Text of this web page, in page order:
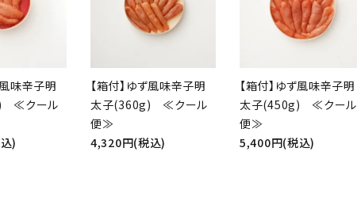
風味辛子明
≪クール
)
【箱付】ゆず風味辛子明
太子(360g) ≪クール
便≫
4,320円(税込)
【箱付】ゆず風味辛子明
太子(450g) ≪クール
便≫
5,400円(税込)